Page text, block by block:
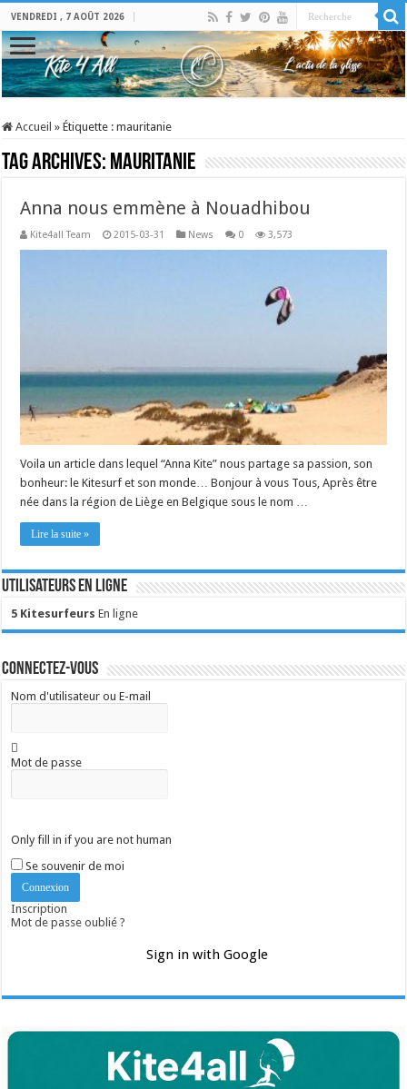
VENDREDI , 7 AOÛT 2026
Accueil » Étiquette :mauritanie
Tag Archives: mauritanie
Anna nous emmène à Nouadhibou
Kite4all Team 2015-03-31 News 0 3,573
Voila un article dans lequel “Anna Kite” nous partage sa passion, son
bonheur: le Kitesurf et son monde… Bonjour à vous Tous, Après être
née dans la région de Liège en Belgique sous le nom …
Lire la suite »
Utilisateurs en ligne
5 Kitesurfeurs En ligne
Connectez-vous
Nom d'utilisateur ou E-mail
Mot de passe
Only fill in if you are not human
Se souvenir de moi
Inscription
Mot de passe oublié ?
Sign in with Google